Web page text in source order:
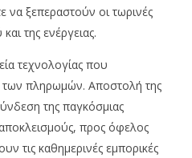
να ξεπεραστούν οι τωρινές
της ενέργειας.
τεχνολογίας που
των πληρωμών. Αποστολή της
της παγκόσμιας
προς όφελος
τις καθημερινές εμπορικές